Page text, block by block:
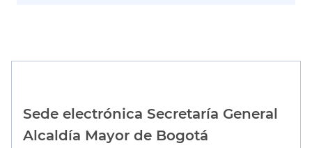
Sede electrónica Secretaría General
Alcaldía Mayor de Bogotá